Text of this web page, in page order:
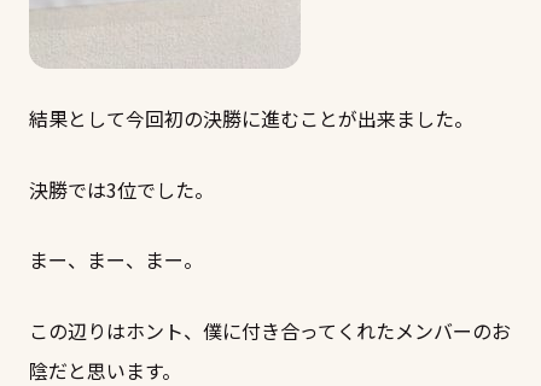
結果として今回初の決勝に進むことが出来ました。
決勝では3位でした。
まー、まー、まー。
この辺りはホント、僕に付き合ってくれたメンバーのお
陰だと思います。